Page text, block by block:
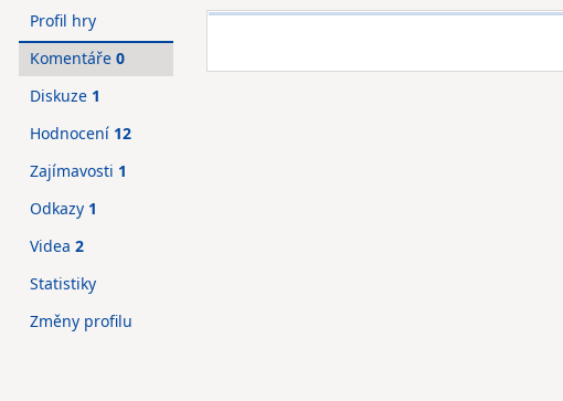
Profil hry
Komentáře 0
Diskuze 1
Hodnocení 12
Zajímavosti 1
Odkazy 1
Videa 2
Statistiky
Změny profilu